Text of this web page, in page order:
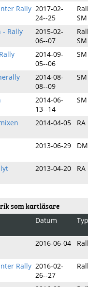
Rally 2017-02-
24--25
SM
- Rally
2015-02-
06--07
SM
2014-09-
05--06
SM
2014-08-
08--09
SM
2014-06-
13--14
SM
2014-04-05 RA
2013-06-29 DM
2013-04-20 RA
som kartläsare
Datum Typ
2016-06-04
Rally 2016-02-
26--27